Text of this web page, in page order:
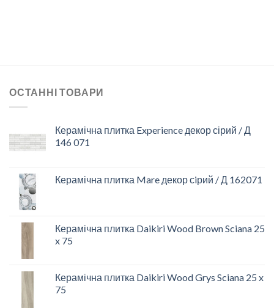
ОСТАННІ ТОВАРИ
Керамічна плитка Experience декор сірий / Д
146 071
Керамічна плитка Mare декор сiрий / Д 162071
Керамічна плитка Daikiri Wood Brown Sciana 25
x 75
Керамічна плитка Daikiri Wood Grys Sciana 25 x
75